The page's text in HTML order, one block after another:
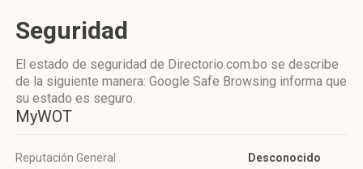
Seguridad
El estado de seguridad de Directorio.com.bo se describe
de la siguiente manera: Google Safe Browsing informa que
su estado es seguro.
MyWOT
Reputación General Desconocido